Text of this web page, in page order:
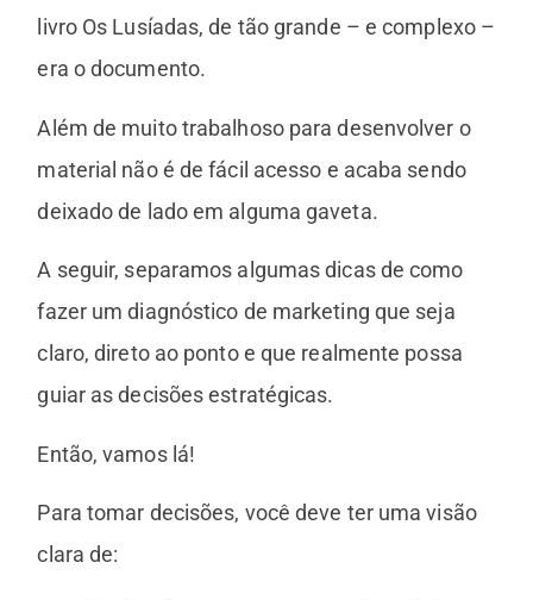
livro Os Lusíadas, de tão grande – e complexo –
era o documento.
Além de muito trabalhoso para desenvolver o
material não é de fácil acesso e acaba sendo
deixado de lado em alguma gaveta.
A seguir, separamos algumas dicas de como
fazer um diagnóstico de marketing que seja
claro, direto ao ponto e que realmente possa
guiar as decisões estratégicas.
Então, vamos lá!
Para tomar decisões, você deve ter uma visão
clara de: